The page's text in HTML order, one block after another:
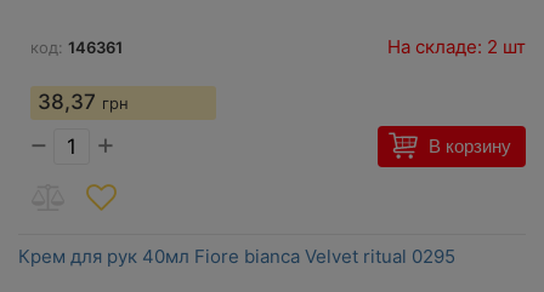
код: 146361 На складе: 2 шт
38,37 грн
− + В корзину
Крем для рук 40мл Fiore bianca Velvet ritual 0295